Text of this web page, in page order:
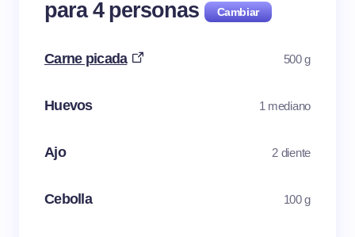
para4 personas
Carne picada 500 g
Huevos 1 mediano
Ajo 2 diente
Cebolla 100 g